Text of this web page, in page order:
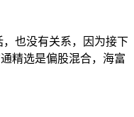
也没有关系，因为接下
精选是偏股混合，海富